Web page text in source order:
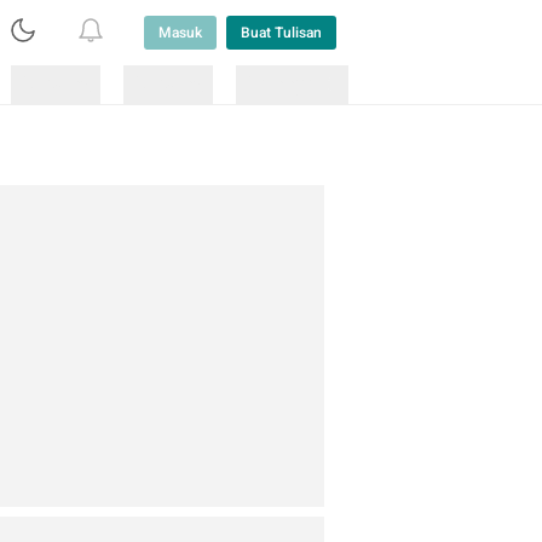
Masuk Buat Tulisan